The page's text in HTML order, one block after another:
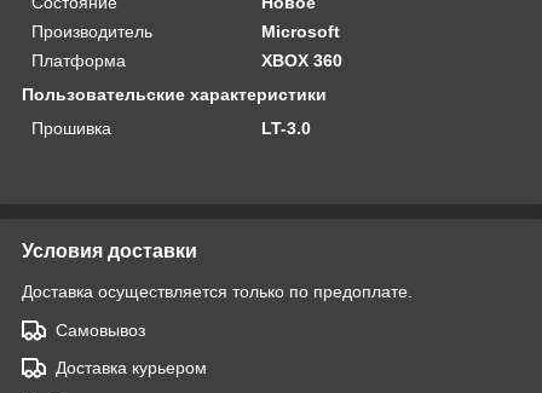
Производитель
Microsoft
Платформа
XBOX 360
Пользовательские характеристики
Прошивка
LT-3.0
Условия доставки
Доставка осуществляется только по предоплате.
Самовывоз
Доставка курьером